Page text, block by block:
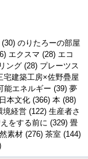
(30) のりたろーの部屋
エクスマ (28) エコ
ング (28) プレーツス
宅建築工房×佐野疊屋
能エネルギー (39) 夢
日本文化 (366) 本 (88)
境経営 (122) 生産者さ
をする前に (329) 畳
素材 (276) 茶室 (144)